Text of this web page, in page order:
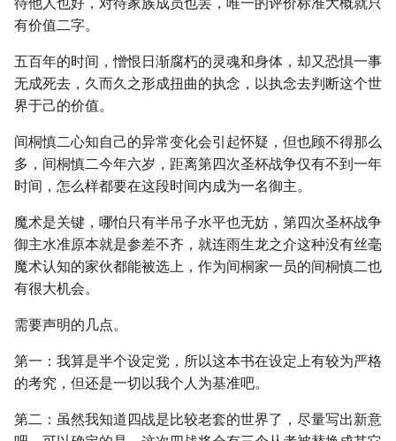
有价值二字。
五百年的时间，憎恨日渐腐朽的灵魂和身体，却又恐惧一事
无成死去，久而久之形成扭曲的执念，以执念去判断这个世
界于己的价值。
间桐慎二心知自己的异常变化会引起怀疑，但也顾不得那么
多，间桐慎二今年六岁，距离第四次圣杯战争仅有不到一年
时间，怎么样都要在这段时间内成为一名御主。
魔术是关键，哪怕只有半吊子水平也无妨，第四次圣杯战争
御主水准原本就是参差不齐，就连雨生龙之介这种没有丝毫
魔术认知的家伙都能被选上，作为间桐家一员的间桐慎二也
有很大机会。
需要声明的几点。
第一：我算是半个设定党，所以这本书在设定上有较为严格
的考究，但还是一切以我个人为基准吧。
第二：虽然我知道四战是比较老套的世界了，尽量写出新意